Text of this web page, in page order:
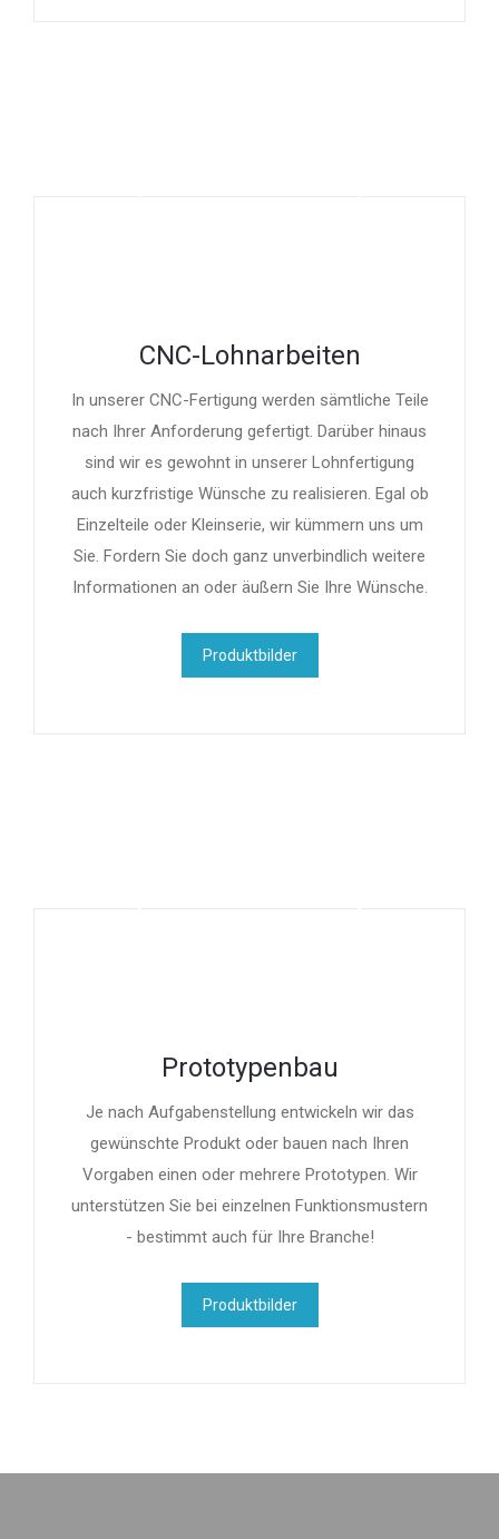
CNC-Lohnarbeiten
In unserer CNC-Fertigung werden sämtliche Teile
nach Ihrer Anforderung gefertigt. Darüber hinaus
sind wir es gewohnt in unserer Lohnfertigung
auch kurzfristige Wünsche zu realisieren. Egal ob
Einzelteile oder Kleinserie, wir kümmern uns um
Sie. Fordern Sie doch ganz unverbindlich weitere
Informationen an oder äußern Sie Ihre Wünsche.
Produktbilder
Prototypenbau
Je nach Aufgabenstellung entwickeln wir das
gewünschte Produkt oder bauen nach Ihren
Vorgaben einen oder mehrere Prototypen. Wir
unterstützen Sie bei einzelnen Funktionsmustern
- bestimmt auch für Ihre Branche!
Produktbilder